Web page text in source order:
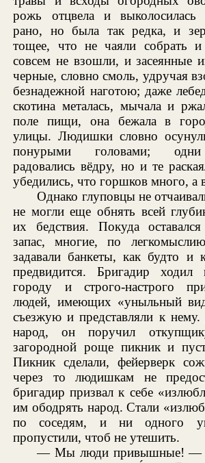
рожь отцвела и выколосилась
рано, но была так редка, и
тощее, что не чаяли собрать
совсем не взошли, и засеянные
черные, словно смоль, удручая
безнадежной наготою; даже
скотина металась, мычала и
поле пищи, она бежала в
улицы. Людишки словно
понурыми головами;
радовались вёдру, но и те
убедились, что горшков много, а
Однако глуповцы не
не могли еще обнять всей
их бедствия. Покуда
запас, многие, по
задавали банкеты, как будто и
предвидится. Бригадир
городу и строго-настрого
людей, имеющих «уныльный
съезжую и представляли к
народ, он поручил
загородной роще пикник и
Пикник сделали, фейерверк
через то людишкам не
бригадир призвал к себе
им ободрять народ. Стали
по соседям, и ни одного
пропустили, чтоб не утешить.
— Мы люди привышные! —